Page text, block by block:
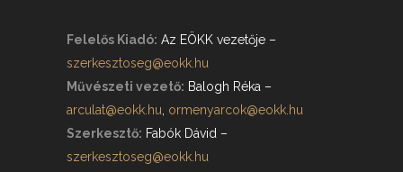
Felelős Kiadó: Az EÖKK vezetője –
szerkesztoseg@eokk.hu
Művészeti vezető: Balogh Réka –
arculat@eokk.hu, ormenyarcok@eokk.hu
Szerkesztő: Fabók Dávid –
szerkesztoseg@eokk.hu